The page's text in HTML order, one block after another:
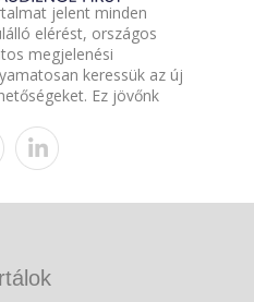
jelent minden
elérést, országos
megjelenési
keressük az új
Ez jövőnk